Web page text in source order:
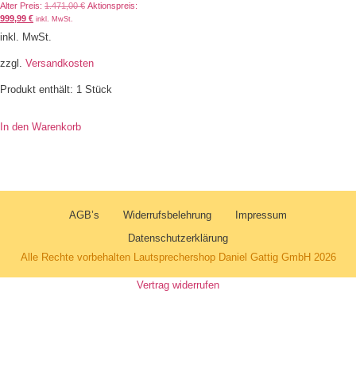
Alter Preis: 1.471,00€ Aktionspreis:
999,99 € inkl. MwSt.
inkl. MwSt.
zzgl. Versandkosten
Produkt enthält: 1 Stück
In den Warenkorb
AGB’s Widerrufsbelehrung
Impressum
Datenschutzerklärung
Alle Rechte vorbehalten Lautsprechershop Daniel Gattig GmbH 2026
Vertrag widerrufen